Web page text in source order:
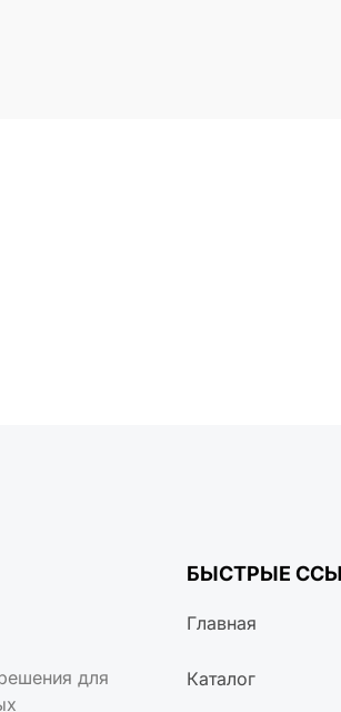
для
БЫСТРЫЕ
Главная
Каталог